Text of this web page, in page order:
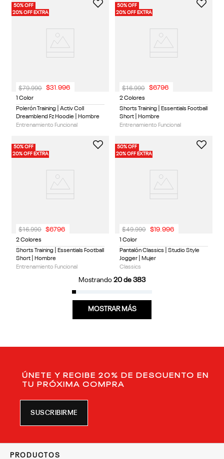
50% OFF
20% OFF EXTRA
1 Color
Polerón Training | Activ Coll
Dreamblend Fz Hoodie | Hombre
Entrenamiento Funcional
$79.990 $31 .996
50% OFF
20% OFF EXTRA
2 Colores
Shorts Training | Essentials Football
Short | Hombre
Entrenamiento Funcional
$16.990 $6796
50% OFF
20% OFF EXTRA
2 Colores
Shorts Training | Essentials Football
Short | Hombre
Entrenamiento Funcional
$16.990 $6796
50% OFF
20% OFF EXTRA
1 Color
Pantalón Classics | Studio Style
Jogger | Mujer
Classics
$49.990 $19.996
Mostrando 20 de 383
MOSTRAR MÁS
ÚNETE Y RECIBE 20% DE DESCUENTO EN
TU PRÓXIMA COMPRA
SUSCRIBIRME
PRODUCTOS